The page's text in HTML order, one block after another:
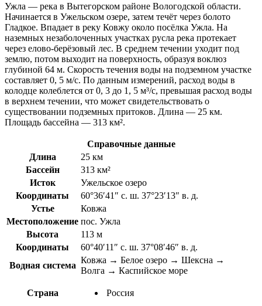
Ужла — река в Вытегорском районе Вологодской области.
Начинается в Ужельском озере, затем течёт через болото
Гладкое. Впадает в реку Ковжу около посёлка Ужла. На
наземных незаболоченных участках русла река протекает
через елово-берёзовый лес. В среднем течении уходит под
землю, потом выходит на поверхность, образуя воклюз
глубиной 64 м. Скорость течения воды на подземном участке
составляет 0, 5 м/с. По данным измерений, расход воды в
колодце колеблется от 0, 3 до 1, 5 м³/с, превышая расход воды
в верхнем течении, что может свидетельствовать о
существовании подземных притоков. Длина — 25 км.
Площадь бассейна — 313 км².
Справочные данные
Длина
25 км
Бассейн
313 км²
Исток
Ужельское озеро
Координаты
60°36′41″ с. ш. 37°23′13″ в. д.
Устье
Ковжа
Местоположение пос. Ужла
Высота
113 м
Координаты
60°40′11″ с. ш. 37°08′46″ в. д.
Водная система
Ковжа → Белое озеро → Шексна →
Волга → Каспийское море
Страна Россия